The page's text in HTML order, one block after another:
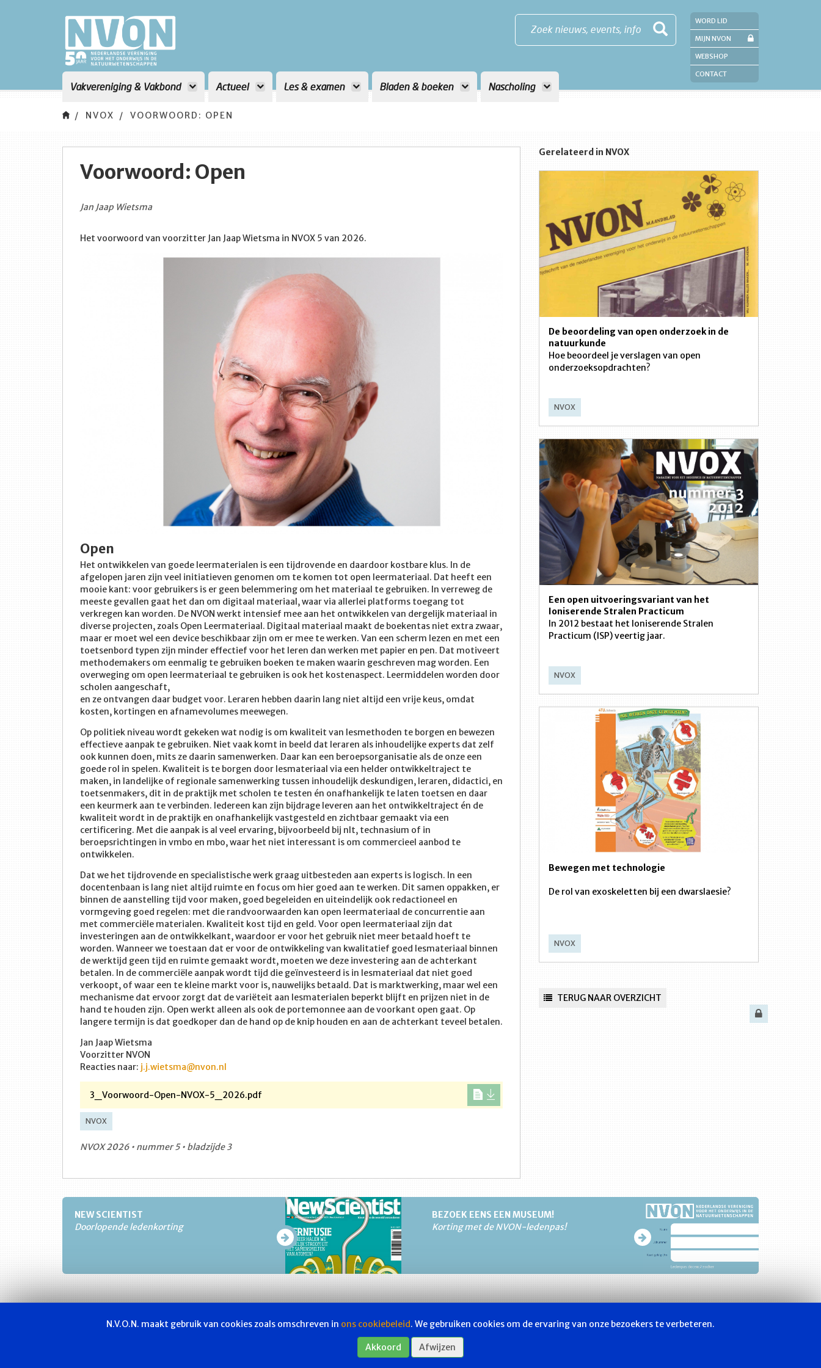
Zoek nieuws, events, info
Vakvereniging & Vakbond Actueel Les & examen Bladen & boeken Nascholing
WORD LID
MIJN NVON
WEBSHOP
CONTACT
NVOX VOORWOORD: OPEN
Voorwoord: Open
Jan Jaap Wietsma
Het voorwoord van voorzitter Jan Jaap Wietsma in NVOX 5 van 2026.
Open
Het ontwikkelen van goede leermaterialen is een tijdrovende en daardoor kostbare klus. In de
afgelopen jaren zijn veel initiatieven genomen om te komen tot open leermateriaal. Dat heeft een
mooie kant: voor gebruikers is er geen belemmering om het materiaal te gebruiken. In verreweg de
meeste gevallen gaat het dan om digitaal materiaal, waar via allerlei platforms toegang tot
verkregen kan worden. De NVON werkt intensief mee aan het ontwikkelen van dergelijk materiaal in
diverse projecten, zoals Open Leermateriaal. Digitaal materiaal maakt de boekentas niet extra zwaar,
maar er moet wel een device beschikbaar zijn om er mee te werken. Van een scherm lezen en met een
toetsenbord typen zijn minder effectief voor het leren dan werken met papier en pen. Dat motiveert
methodemakers om eenmalig te gebruiken boeken te maken waarin geschreven mag worden. Een
overweging om open leermateriaal te gebruiken is ook het kostenaspect. Leermiddelen worden door
scholen aangeschaft,
en ze ontvangen daar budget voor. Leraren hebben daarin lang niet altijd een vrije keus, omdat
kosten, kortingen en afnamevolumes meewegen.
Op politiek niveau wordt gekeken wat nodig is om kwaliteit van lesmethoden te borgen en bewezen
effectieve aanpak te gebruiken. Niet vaak komt in beeld dat leraren als inhoudelijke experts dat zelf
ook kunnen doen, mits ze daarin samenwerken. Daar kan een beroepsorganisatie als de onze een
goede rol in spelen. Kwaliteit is te borgen door lesmateriaal via een helder ontwikkeltraject te
maken, in landelijke of regionale samenwerking tussen inhoudelijk deskundigen, leraren, didactici, en
toetsenmakers, dit in de praktijk met scholen te testen én onafhankelijk te laten toetsen en daar
een keurmerk aan te verbinden. Iedereen kan zijn bijdrage leveren aan het ontwikkeltraject én de
kwaliteit wordt in de praktijk en onafhankelijk vastgesteld en zichtbaar gemaakt via een
certificering. Met die aanpak is al veel ervaring, bijvoorbeeld bij nlt, technasium of in
beroepsrichtingen in vmbo en mbo, waar het niet interessant is om commercieel aanbod te
ontwikkelen.
Dat we het tijdrovende en specialistische werk graag uitbesteden aan experts is logisch. In een
docentenbaan is lang niet altijd ruimte en focus om hier goed aan te werken. Dit samen oppakken, er
binnen de aanstelling tijd voor maken, goed begeleiden en uiteindelijk ook redactioneel en
vormgeving goed regelen: met die randvoorwaarden kan open leermateriaal de concurrentie aan
met commerciële materialen. Kwaliteit kost tijd en geld. Voor open leermateriaal zijn dat
investeringen aan de ontwikkelkant, waardoor er voor het gebruik niet meer betaald hoeft te
worden. Wanneer we toestaan dat er voor de ontwikkeling van kwalitatief goed lesmateriaal binnen
de werktijd geen tijd en ruimte gemaakt wordt, moeten we deze investering aan de achterkant
betalen. In de commerciële aanpak wordt tijd die geïnvesteerd is in lesmateriaal dat niet goed
verkoopt, of waar een te kleine markt voor is, nauwelijks betaald. Dat is marktwerking, maar wel een
mechanisme dat ervoor zorgt dat de variëteit aan lesmaterialen beperkt blijft en prijzen niet in de
hand te houden zijn. Open werkt alleen als ook de portemonnee aan de voorkant open gaat. Op
langere termijn is dat goedkoper dan de hand op de knip houden en aan de achterkant teveel betalen.
Jan Jaap Wietsma
Voorzitter NVON
Reacties naar: j.j.wietsma@nvon.nl
3_Voorwoord-Open-NVOX-5_2026.pdf
NVOX
NVOX 2026 • nummer 5 • bladzijde 3
Gerelateerd in NVOX
De beoordeling van open onderzoek in de
natuurkunde
Hoe beoordeel je verslagen van open
onderzoeksopdrachten?
NVOX
Een open uitvoeringsvariant van het
Ioniserende Stralen Practicum
In 2012 bestaat het Ioniserende Stralen
Practicum (ISP) veertig jaar.
NVOX
Bewegen met technologie
De rol van exoskeletten bij een dwarslaesie?
NVOX
TERUG NAAR OVERZICHT
NEW SCIENTIST
Doorlopende ledenkorting
BEZOEK EENS EEN MUSEUM!
Korting met de NVON-ledenpas!
Bladen
N.V.O.N. maakt gebruik van cookies zoals omschreven in ons cookiebeleid. We gebruiken cookies om de ervaring van onze bezoekers te verbeteren.
Akkoord Afwijzen